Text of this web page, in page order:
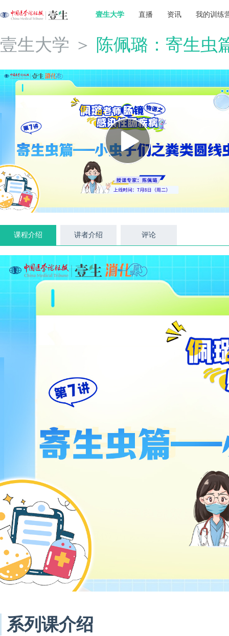
壹生大学 直播 资讯 我的训练
壹生大学 ＞ 陈佩璐：寄生虫
课程介绍 讲者介绍 评论
系列课介绍